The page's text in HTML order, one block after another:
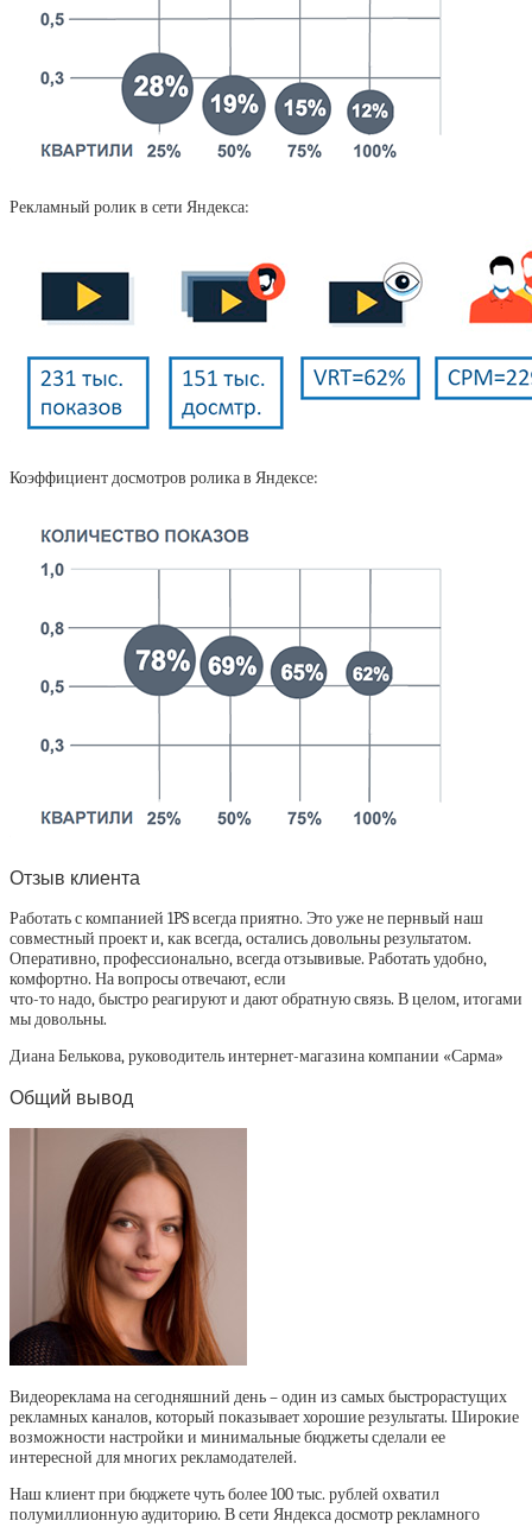
Рекламный ролик в сети Яндекса:
Коэффициент досмотров ролика в Яндексе:
Отзыв клиента
Работать с компанией 1PS всегда приятно. Это уже не пернвый наш
совместный проект и, как всегда, остались довольны результатом.
Оперативно, профессионально, всегда отзывивые. Работать удобно,
комфортно. На вопросы отвечают, если
что-то надо, быстро реагируют и дают обратную связь. В целом, итогами
мы довольны.
Диана Белькова, руководитель интернет-магазина компании «Сарма»
Общий вывод
Видеореклама на сегодняшний день – один из самых быстрорастущих
рекламных каналов, который показывает хорошие результаты. Широкие
возможности настройки и минимальные бюджеты сделали ее
интересной для многих рекламодателей.
Наш клиент при бюджете чуть более 100 тыс. рублей охватил
полумиллионную аудиторию. В сети Яндекса досмотр рекламного